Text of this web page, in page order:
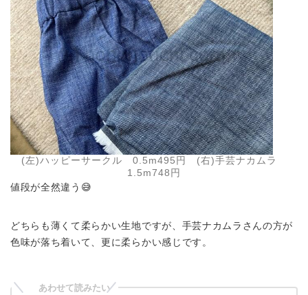
(左)ハッピーサークル 0.5m495円 (右)手芸ナカムラ
1.5m748円
値段が全然違う😅
どちらも薄くて柔らかい生地ですが、手芸ナカムラさんの方が
色味が落ち着いて、更に柔らかい感じです。